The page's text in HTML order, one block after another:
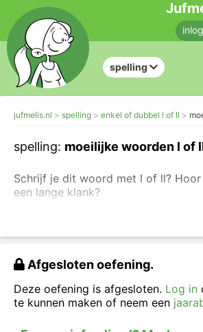
spelling
jufmelis.nl spelling enkel of dubbel l of ll
spelling: moeilijke woorden l of
Schrijf je dit woord met l of ll?
een lange klank?
woorden oefenen: woorden met l
met l of ll.
Schrijf het woord over en vul in: l
Afgesloten oefening.
Deze oefening is afgesloten. Log in
te kunnen maken of neem een